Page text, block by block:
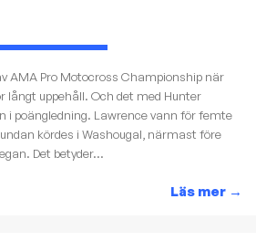
AMA Pro Motocross Championship när
långt uppehåll. Och det med Hunter
i poängledning. Lawrence vann för femte
kördes i Washougal, närmast före
Det betyder...
Läs mer →